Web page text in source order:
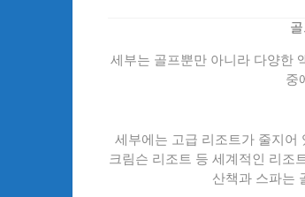
세부는 골프뿐만 아니라 다양한
중
세부에는 고급 리조트가 줄지어
크림슨 리조트 등 세계적인 리조
산책과 스파는